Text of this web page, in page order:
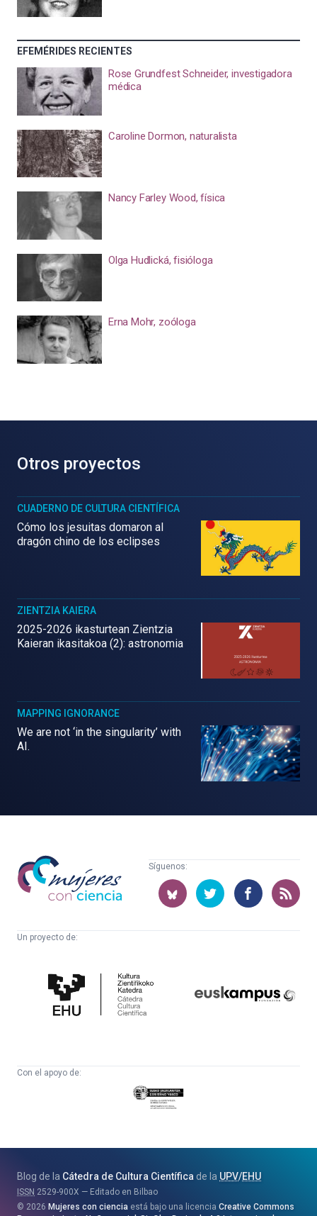
EFEMÉRIDES RECIENTES
Rose Grundfest Schneider, investigadora
médica
Caroline Dormon, naturalista
Nancy Farley Wood, física
Olga Hudlická, fisióloga
Erna Mohr, zoóloga
Otros proyectos
CUADERNO DE CULTURA CIENTÍFICA
Cómo los jesuitas domaron al
dragón chino de los eclipses
ZIENTZIA KAIERA
2025-2026 ikasturtean Zientzia
Kaieran ikasitakoa (2): astronomia
MAPPING IGNORANCE
We are not ‘in the singularity’ with
AI.
Mujeres
con
ciencia
Síguenos:
Un proyecto de:
Cultura
Científica
Con el apoyo de:
Eusko
Jaurlaritza
eta
Berrikuntza
Saila
Blog de la Cátedra de Cultura Científica de la UPV/EHU
ISSN 2529-900X
Editado en Bilbao
2026 Mujeres con ciencia está bajo una licencia Creative Commons